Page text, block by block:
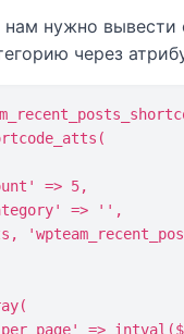
нужно вывести
через